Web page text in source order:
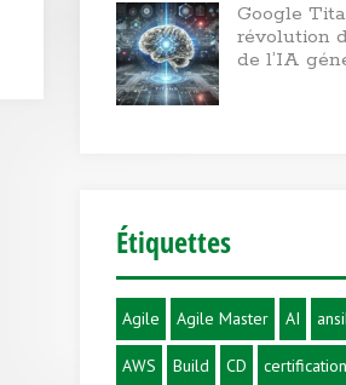
Google
révolution
de l’IA
Étiquettes
Agile Agile Master AI
AWS Build CD certification